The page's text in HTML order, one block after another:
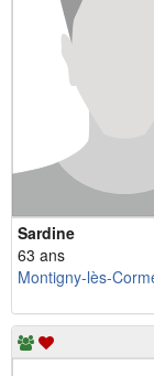
Sardine
63 ans
Montigny-lès-